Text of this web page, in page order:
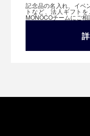
記念品の名入れ、イベ
トなど、法人ギフト
MONOCOチームにご